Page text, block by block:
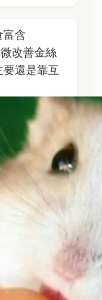
富含
改善金絲
還是靠互